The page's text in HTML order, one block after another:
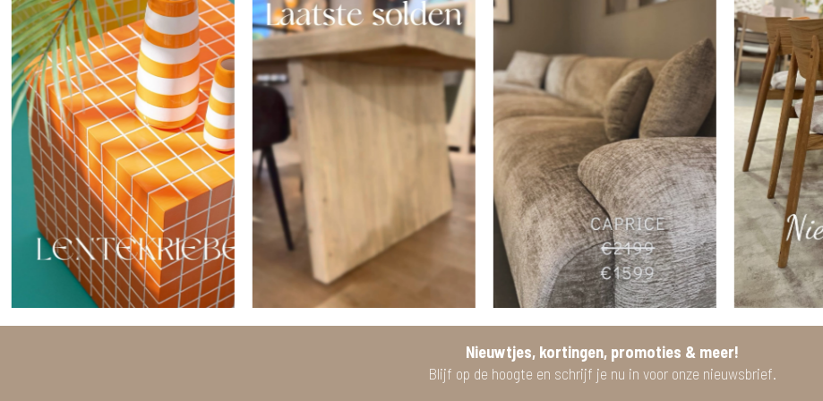
Nieuwtjes, kortingen, promoties & meer!
Blijf op de hoogte en schrijf je nu in voor onze nieuwsbrief.